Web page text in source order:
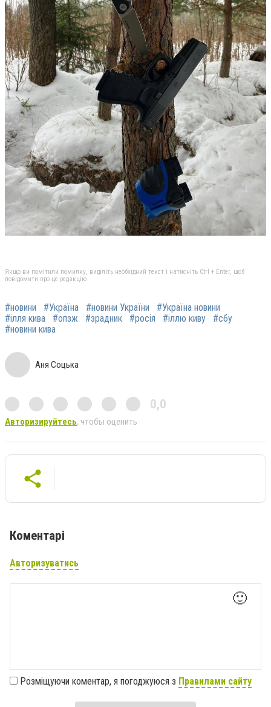
Якщо ви помітили помилку, виділіть необхідний текст і натисніть Ctrl + Enter, щоб
повідомити про це редакцію
#новини #Україна #новини України
#Україна новини
#ілля кива
#опзж #зрадник #росія #іллю киву
#сбу
#новини кива
Аня Соцька
0,0
Авторизируйтесь, чтобы оценить
Коментарі
Авторизуватись
🙂
Розміщуючи коментар, я погоджуюся з Правилами сайту